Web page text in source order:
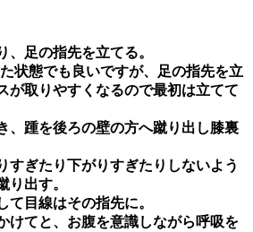
、足の指先を立てる。
状態でも良いですが、足の指先を立
が取りやすくなるので最初は立てて
、踵を後ろの壁の方へ蹴り出し膝裏
すぎたり下がりすぎたりしないよう
り出す。
て目線はその指先に。
けてと、お腹を意識しながら呼吸を